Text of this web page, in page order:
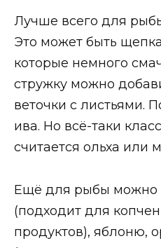
Лучше всего для
Это может быть
которые немного
стружку можно
веточки с листьями.
ива. Но всё-таки
считается ольха или
Ещё для рыбы можно
(подходит для
продуктов), яблоню,